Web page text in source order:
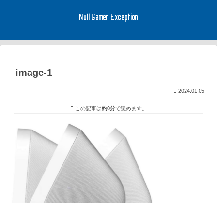
Null Gamer Exception
image-1
2024.01.05
この記事は約0分で読めます。